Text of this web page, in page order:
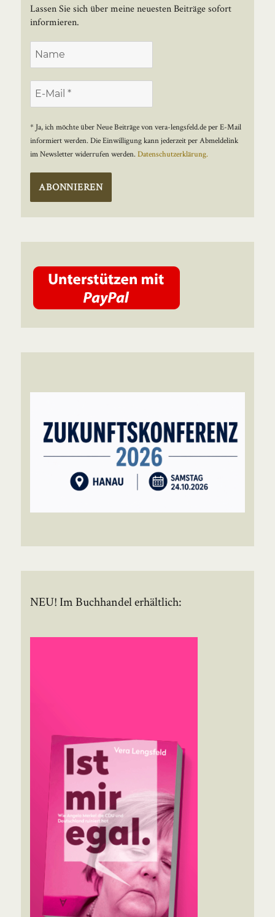
Lassen Sie sich über meine neuesten Beiträge sofort
informieren.
* Ja, ich möchte über Neue Beiträge von vera-lengsfeld.de per E-Mail
informiert werden. Die Einwilligung kann jederzeit per Abmeldelink
im Newsletter widerrufen werden.Datenschutzerklärung.
NEU! Im Buchhandel erhältlich: